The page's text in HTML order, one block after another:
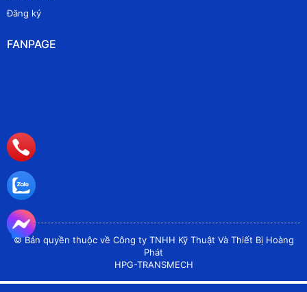
Đăng ký
FANPAGE
© Bản quyền thuộc về Công ty TNHH Kỹ Thuật Và Thiết Bị Hoàng
Phát
HPG-TRANSMECH